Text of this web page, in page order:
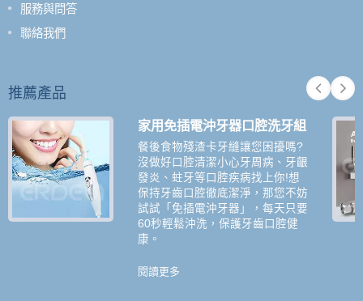
服務與問答
聯絡我們
推薦產品
家用免插電沖牙器口腔洗牙組
餐後食物殘渣卡牙縫讓您困擾嗎?
沒做好口腔清潔小心牙周病、牙齦
發炎、蛀牙等口腔疾病找上你!想
保持牙齒口腔徹底潔淨，那您不妨
試試「免插電沖牙器」，每天只要
60秒輕鬆沖洗，保護牙齒口腔健
康。
閱讀更多